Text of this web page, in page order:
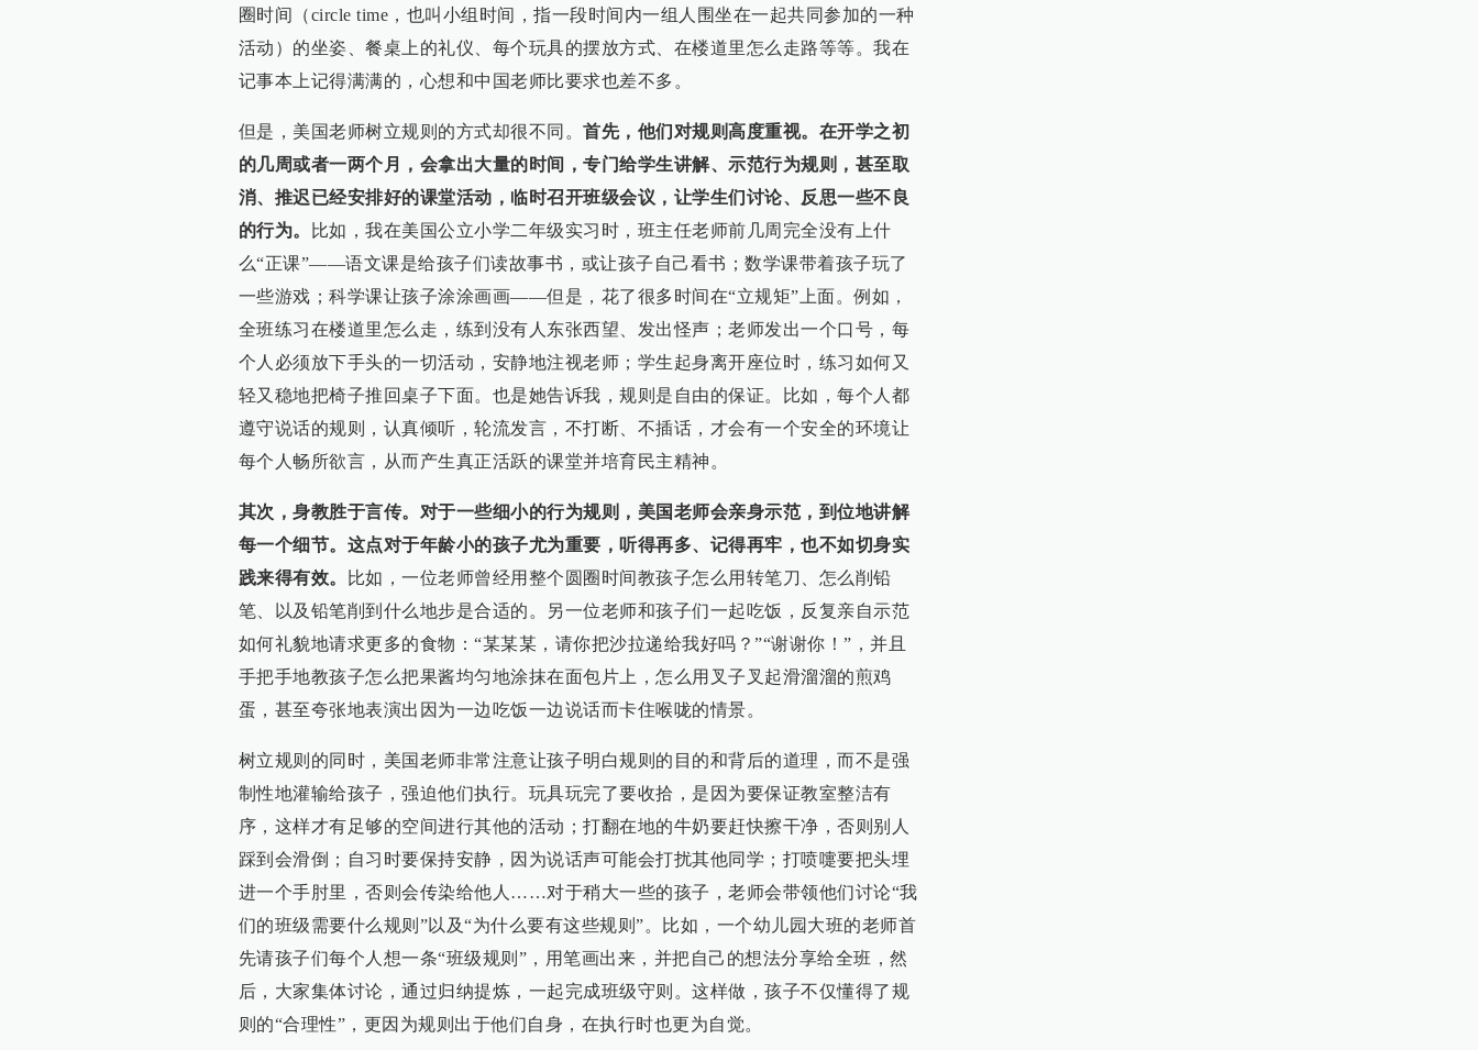
圈时间（circle time，也叫小组时间，指一段时间内一组人围坐在一起共同参加的一种
活动）的坐姿、餐桌上的礼仪、每个玩具的摆放方式、在楼道里怎么走路等等。我在
记事本上记得满满的，心想和中国老师比要求也差不多。
但是，美国老师树立规则的方式却很不同。 首先，他们对规则高度重视。在开学之初
的几周或者一两个月，会拿出大量的时间，专门给学生讲解、示范行为规则，甚至取
消、推迟已经安排好的课堂活动，临时召开班级会议，让学生们讨论、反思一些不良
的行为。
比如，我在美国公立小学二年级实习时，班主任老师前几周完全没有上什
么“正课”——语文课是给孩子们读故事书，或让孩子自己看书；数学课带着孩子玩了
一些游戏；科学课让孩子涂涂画画——但是，花了很多时间在“立规矩”上面。例如，
全班练习在楼道里怎么走，练到没有人东张西望、发出怪声；老师发出一个口号，每
个人必须放下手头的一切活动，安静地注视老师；学生起身离开座位时，练习如何又
轻又稳地把椅子推回桌子下面。也是她告诉我，规则是自由的保证。比如，每个人都
遵守说话的规则，认真倾听，轮流发言，不打断、不插话，才会有一个安全的环境让
每个人畅所欲言，从而产生真正活跃的课堂并培育民主精神。
其次，身教胜于言传。对于一些细小的行为规则，美国老师会亲身示范，到位地讲解
每一个细节。这点对于年龄小的孩子尤为重要，听得再多、记得再牢，也不如切身实
践来得有效。
比如，一位老师曾经用整个圆圈时间教孩子怎么用转笔刀、怎么削铅
笔、以及铅笔削到什么地步是合适的。另一位老师和孩子们一起吃饭，反复亲自示范
如何礼貌地请求更多的食物：“某某某，请你把沙拉递给我好吗？”“谢谢你！”，并且
手把手地教孩子怎么把果酱均匀地涂抹在面包片上，怎么用叉子叉起滑溜溜的煎鸡
蛋，甚至夸张地表演出因为一边吃饭一边说话而卡住喉咙的情景。
树立规则的同时，美国老师非常注意让孩子明白规则的目的和背后的道理，而不是强
制性地灌输给孩子，强迫他们执行。玩具玩完了要收拾，是因为要保证教室整洁有
序，这样才有足够的空间进行其他的活动；打翻在地的牛奶要赶快擦干净，否则别人
踩到会滑倒；自习时要保持安静，因为说话声可能会打扰其他同学；打喷嚏要把头埋
进一个手肘里，否则会传染给他人……对于稍大一些的孩子，老师会带领他们讨论“我
们的班级需要什么规则”以及“为什么要有这些规则”。比如，一个幼儿园大班的老师首
先请孩子们每个人想一条“班级规则”，用笔画出来，并把自己的想法分享给全班，然
后，大家集体讨论，通过归纳提炼，一起完成班级守则。这样做，孩子不仅懂得了规
则的“合理性”，更因为规则出于他们自身，在执行时也更为自觉。